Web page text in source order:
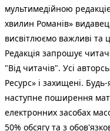
мультимедійною
хвилин Романів»
висвітлюємо важливі та
Редакція запрошує
"Від читачів". Усі
Ресурс» і захищені.
наступне поширення
електронних засобах
50% обсягу та з